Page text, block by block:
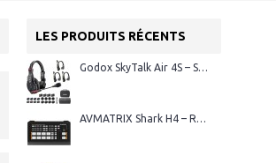
LES PRODUITS RÉCENTS
Godox SkyTalk Air 4S – Système d’intercom sans fil Full-Duplex
AVMATRIX Shark H4 – Régie vidéo HDMI 4 canaux